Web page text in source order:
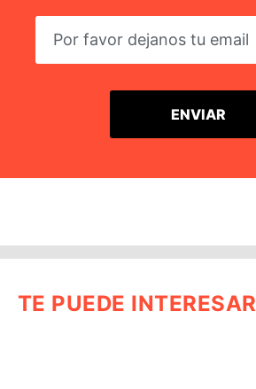
TE PUEDE INTERESAR